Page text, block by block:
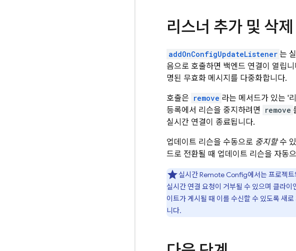
리스너 추가 및 삭제
addOnConfigUpdateListener 는
음으로 호출하면 백엔드 연결이 열립
명된 무효화 메시지를 다중화합니다.
호출은 remove 라는 메서드가 있는 '
등록에서 리슨을 중지하려면
remove
실시간 연결이 종료됩니다.
업데이트 리슨을 수동으로 중지할수
드로 전환될 때 업데이트 리슨을 자동
실시간Remote Config에서는 프로젝
실시간 연결 요청이 거부될 수 있으며 클라
이트가 게시될 때 이를 수신할 수 있도록 새
니다.